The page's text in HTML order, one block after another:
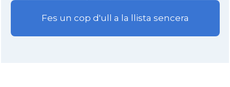
Fes un cop d'ull a la llista sencera